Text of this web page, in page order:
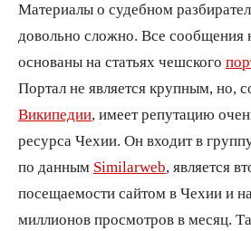
Материалы о судебном
довольно сложно. Все
основаны на статьях чешского
Портал не является крупным, но,
Википедии , имеет репутацию
ресурса Чехии. Он входит в
по данным Similarweb , является
посещаемости сайтом в Чехии и
миллионов просмотров в месяц.